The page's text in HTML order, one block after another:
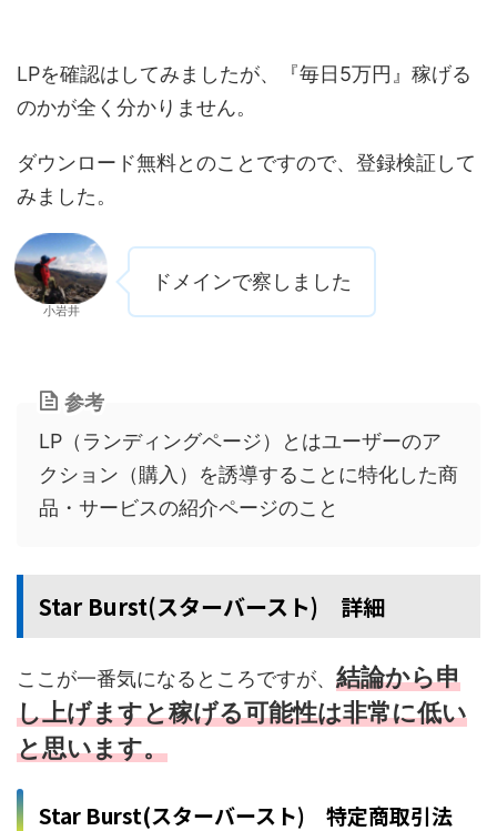
LPを確認はしてみましたが、『毎日5万円』稼げる
のかが全く分かりません。
ダウンロード無料とのことですので、登録検証して
みました。
小岩井
ドメインで察しました
参考
LP（ランディングページ）とはユーザーのア
クション（購入）を誘導することに特化した商
品・サービスの紹介ページのこと
Star Burst(スターバースト) 詳細
ここが一番気になるところですが、 結論から申
し上げますと稼げる可能性は非常に低い
と思います。
Star Burst(スターバースト) 特定商取引法